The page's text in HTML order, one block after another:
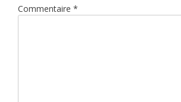
Commentaire *